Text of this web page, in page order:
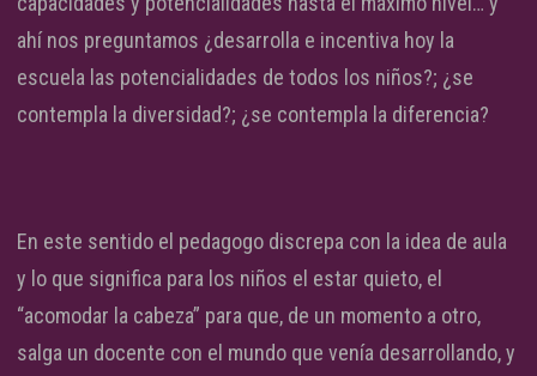
ahí nos preguntamos ¿desarrolla e incentiva hoy la
escuela las potencialidades de todos los niños?; ¿se
contempla la diversidad?; ¿se contempla la diferencia?
En este sentido el pedagogo discrepa con la idea de aula
y lo que significa para los niños el estar quieto, el
“acomodar la cabeza” para que, de un momento a otro,
salga un docente con el mundo que venía desarrollando, y